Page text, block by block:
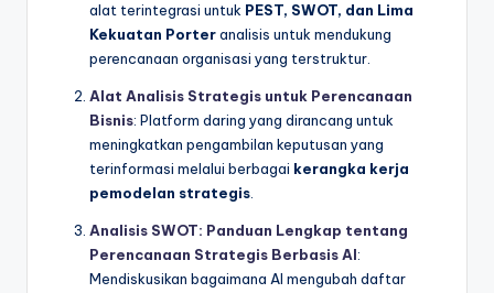
alat terintegrasi untuk PEST, SWOT, dan Lima
Kekuatan Porteranalisis untuk mendukung
perencanaan organisasi yang terstruktur.
Alat Analisis Strategis untuk Perencanaan
Bisnis: Platform daring yang dirancang untuk
meningkatkan pengambilan keputusan yang
terinformasi melalui berbagai kerangka kerja
pemodelan strategis
Analisis SWOT: Panduan Lengkap tentang
Perencanaan Strategis Berbasis AI:
Mendiskusikan bagaimana AI mengubah daftar